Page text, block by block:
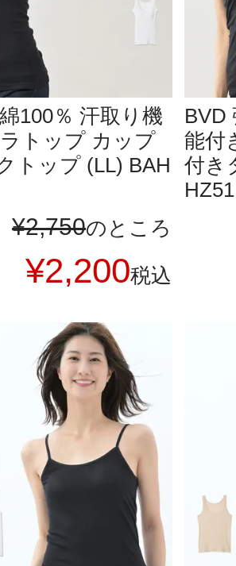
100％ 汗取り機
トップ カップ
トップ (LL) BAH
¥2,750のところ
¥2,200税込
BVD
能付
付き
HZ51